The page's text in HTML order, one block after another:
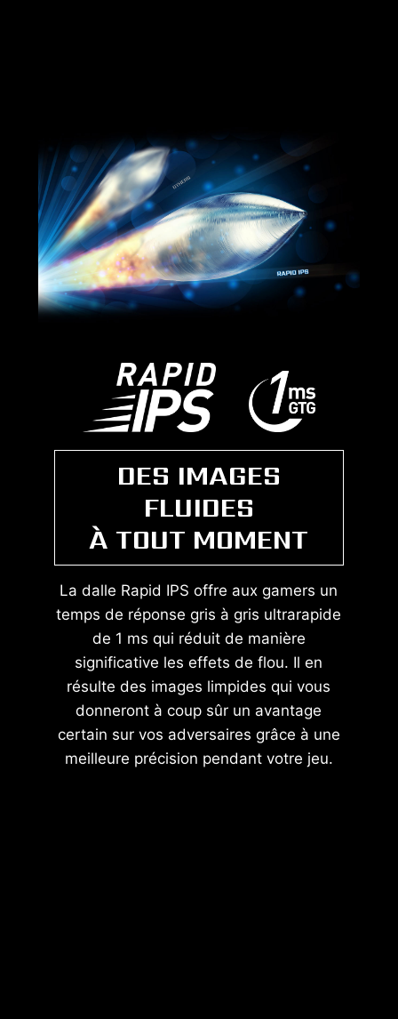
DES IMAGES
FLUIDES
À TOUT MOMENT
La dalle Rapid IPS offre aux gamers un
temps de réponse gris à gris ultrarapide
de 1 ms qui réduit de manière
significative les effets de flou. Il en
résulte des images limpides qui vous
donneront à coup sûr un avantage
certain sur vos adversaires grâce à une
meilleure précision pendant votre jeu.